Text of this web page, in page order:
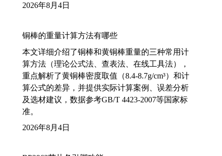
2026年8月4日
铜棒的重量计算方法有哪些
本文详细介绍了铜棒和黄铜棒重量的三种常用计
算方法（理论公式法、查表法、在线工具法），
重点解析了黄铜棒密度取值（8.4-8.7g/cm³）和计
算公式的差异，并提供实际计算案例、误差分析
及选材建议，数据参考GB/T 4423-2007等国家标
准。
2026年8月4日